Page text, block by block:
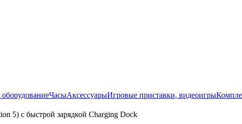
оборудованиеЧасыАксессуарыИгровые приставки, видеоигры